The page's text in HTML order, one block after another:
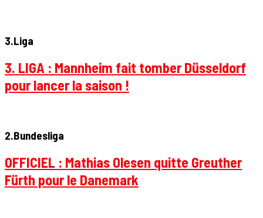
3.Liga
3. LIGA : Mannheim fait tomber Düsseldorf
pour lancer la saison !
2.Bundesliga
OFFICIEL : Mathias Olesen quitte Greuther
Fürth pour le Danemark